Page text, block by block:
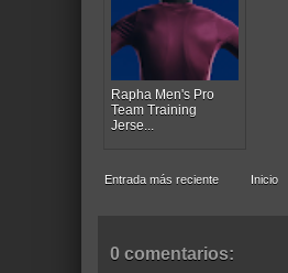
Rapha Men's Pro
Team Training
Jerse...
Entrada más reciente Inicio
0 comentarios: